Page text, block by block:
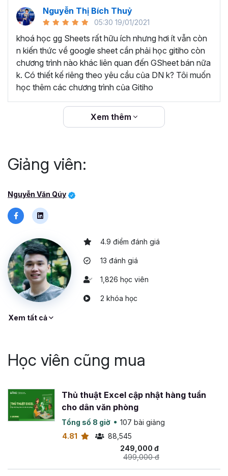
“Giảng viên hướng dẫn chậm rãi, dễ hiểu, ví dụ
rõ ràng. Từng chủ đề được khai thác cụ thể, dễ
dàng áp dụng vào công việc hằng ngày để quản
lý dữ liệu. Khóa học rất hữu ích, cám ơn Gitiho và
giảng viên Nguyễn Văn Quý đã đem lại những
kiến thức bổ ích”
“Giảng viên đồng hành cùng học viên trong suốt
quá trình học và sau khi kết thúc khóa học.
Gitiho cam kết hoàn trả 100% học phí nếu học
viên không hài lòng.”
Nguyễn Thị Bích Thuỷ
05:30 19/01/2021
khoá học gg Sheets rất hữu ích nhưng hơi ít vẫn còn
n kiến thức về google sheet cần phải học gitiho còn
chương trình nào khác liên quan đến GSheet bán nữa
k. Có thiết kế riêng theo yêu cầu của DN k? Tôi muốn
học thêm các chương trình của Gitiho
Xem thêm
Giảng viên:
Nguyễn Văn Qúy
4.9 điểm đánh giá
13 đánh giá
1,826 học viên
2 khóa học
Xem tất cả
Học viên cũng mua
Thủ thuật Excel cập nhật hàng tuần
cho dân văn phòng
Tổng số 8 giờ
107 bài giảng
4.81
88,545
249,000 đ
499,000 đ